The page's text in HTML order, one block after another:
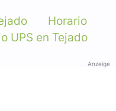
Horario
UPS en Tejado
Anzeige